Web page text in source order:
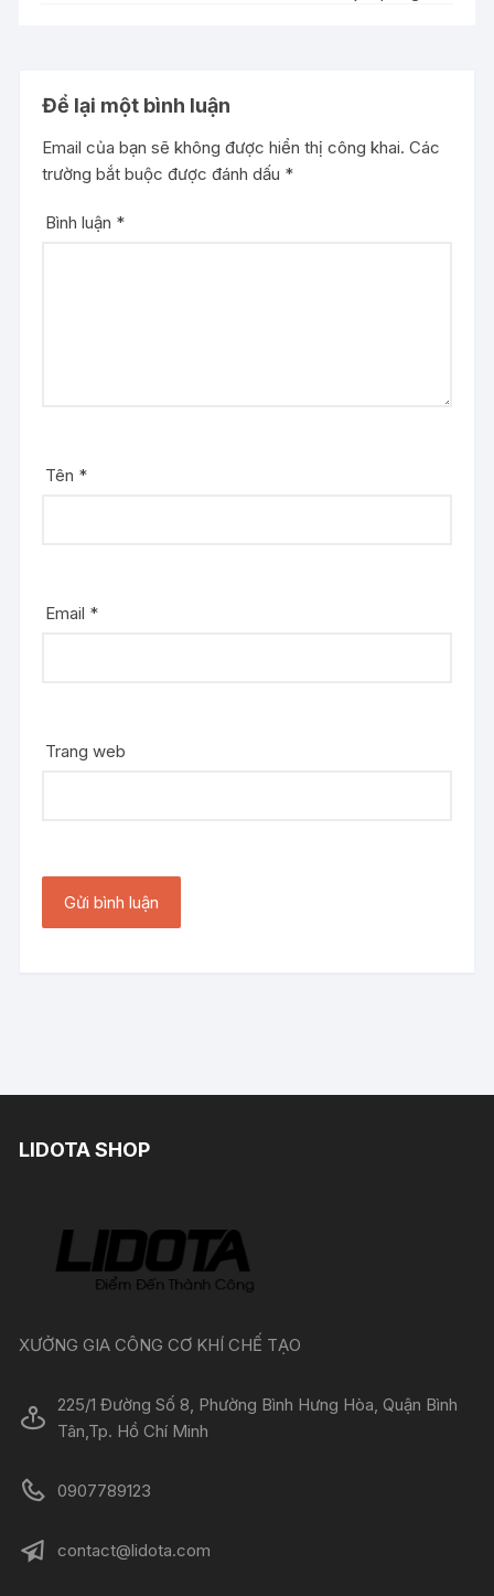
Để lại một bình luận
Email của bạn sẽ không được hiển thị công khai. Các
trường bắt buộc được đánh dấu *
Bình luận *
Tên *
Email *
Trang web
LIDOTA SHOP
XƯỞNG GIA CÔNG CƠ KHÍ CHẾ TẠO
225/1 Đường Số 8, Phường Bình Hưng Hòa, Quận Bình
Tân,Tp. Hồ Chí Minh
0907789123
contact@lidota.com